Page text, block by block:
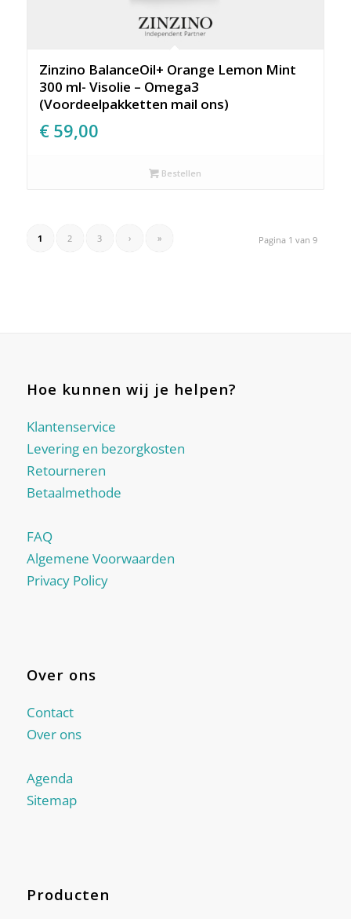
Zinzino BalanceOil+ Orange Lemon Mint
300 ml- Visolie – Omega3
(Voordeelpakketten mail ons)
€ 59,00
Bestellen
Pagina 1 van 9
1 2 3 › »
Hoe kunnen wij je helpen?
Klantenservice
Levering en bezorgkosten
Retourneren
Betaalmethode
FAQ
Algemene Voorwaarden
Privacy Policy
Over ons
Contact
Over ons
Agenda
Sitemap
Producten